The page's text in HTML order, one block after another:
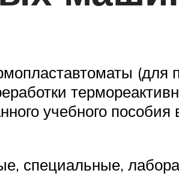
(для
учебного пособия
специальные,